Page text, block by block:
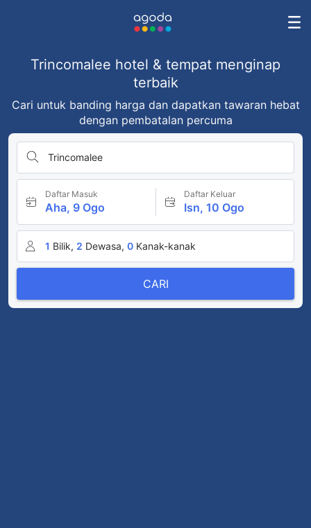
Trincomalee hotel & tempat menginap
terbaik
Cari untuk banding harga dan dapatkan tawaran hebat
dengan pembatalan percuma
Trincomalee
Daftar Masuk
Aha, 9 Ogo
Daftar Keluar
Isn, 10 Ogo
1 Bilik, 2 Dewasa, 0 Kanak-kanak
CARI